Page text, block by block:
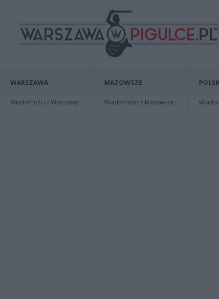
WARSZAWA
Wiadomości z Warszawy
MAZOWSZE
Wiadomości z Mazowsza